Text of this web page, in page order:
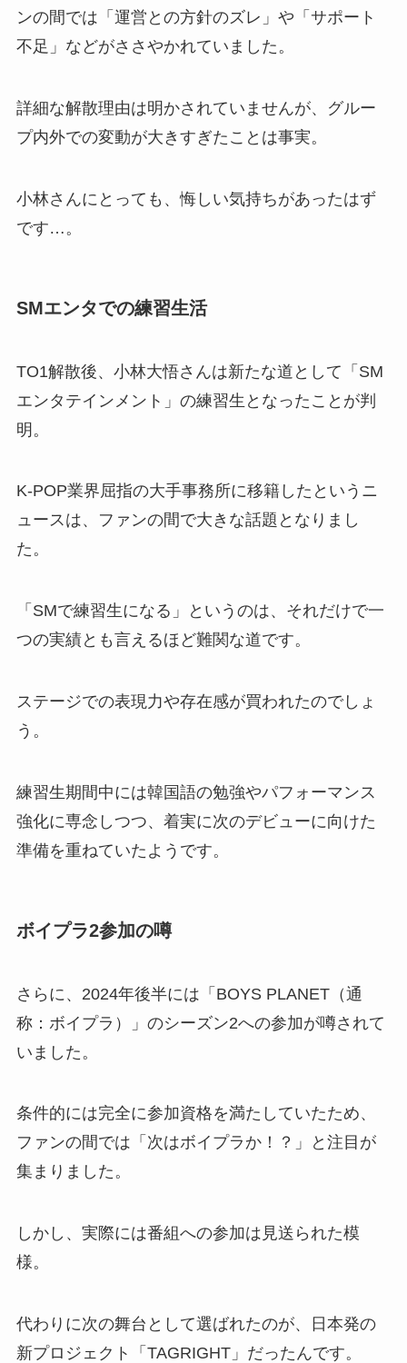
ンの間では「運営との方針のズレ」や「サポート
不足」などがささやかれていました。
詳細な解散理由は明かされていませんが、グルー
プ内外での変動が大きすぎたことは事実。
小林さんにとっても、悔しい気持ちがあったはず
です…。
SMエンタでの練習生活
TO1解散後、小林大悟さんは新たな道として「SM
エンタテインメント」の練習生となったことが判
明。
K-POP業界屈指の大手事務所に移籍したというニ
ュースは、ファンの間で大きな話題となりまし
た。
「SMで練習生になる」というのは、それだけで一
つの実績とも言えるほど難関な道です。
ステージでの表現力や存在感が買われたのでしょ
う。
練習生期間中には韓国語の勉強やパフォーマンス
強化に専念しつつ、着実に次のデビューに向けた
準備を重ねていたようです。
ボイプラ2参加の噂
さらに、2024年後半には「BOYS PLANET（通
称：ボイプラ）」のシーズン2への参加が噂されて
いました。
条件的には完全に参加資格を満たしていたため、
ファンの間では「次はボイプラか！？」と注目が
集まりました。
しかし、実際には番組への参加は見送られた模
様。
代わりに次の舞台として選ばれたのが、日本発の
新プロジェクト「TAGRIGHT」だったんです。